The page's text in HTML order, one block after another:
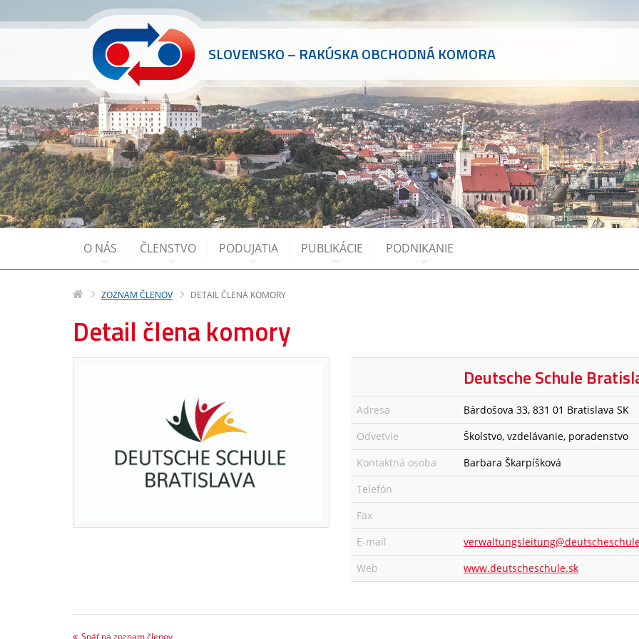
SLOVENSKO – RAKÚSKA OBCHODNÁ KOMORA
O NÁS ČLENSTVO PODUJATIA PUBLIKÁCIE PODNIKANIE
ZOZNAM ČLENOV DETAIL ČLENA KOMORY
Detail člena komory
Deutsche Schule
Adresa
Bárdošova 33, 831 01 Bratislava SK
Odvetvie
Školstvo, vzdelávanie, poradenstvo
Kontaktná osoba
Barbara Škarpíšková
Telefón
Fax
E-mail
Web
www.deutscheschule.sk
Späť na zoznam členov